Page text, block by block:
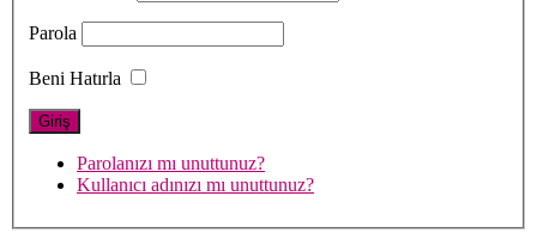
Parola
Beni Hatırla
Parolanızı mı unuttunuz?
Kullanıcı adınızı mı unuttunuz?